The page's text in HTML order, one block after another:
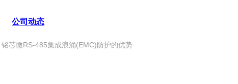
公司动态
铭芯微RS-485集成浪涌(EMC)防护的优势